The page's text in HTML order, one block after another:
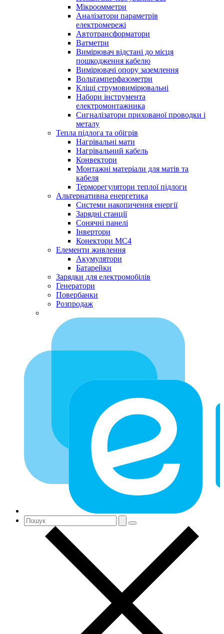
Мікроомметри
Аналізатори параметрів
електромережі
Автотрансформатори
Ватметри
Вимірювач відстані до місця
пошкодження кабелю
Вимірювачі опору заземлення
Вольтамперфазометри
Кліщі струмовимірювальні
Набори інструмента
електромонтажника
Сигналізатори прихованої проводки і
металу
Тепла підлога та обігрів
Нагрівальні мати
Нагрівальний кабель
Конвектори
Монтажні матеріали для матів та
кабеля
Терморегулятори теплої підлоги
Альтернативна енергетика
Системи накопичення енергії
Зарядні станції
Сонячні панелі
Інвертори
Конектори МС4
Елементи живлення
Акумулятори
Батарейки
Зарядки для електромобілів
Генератори
Повербанки
Розпродаж